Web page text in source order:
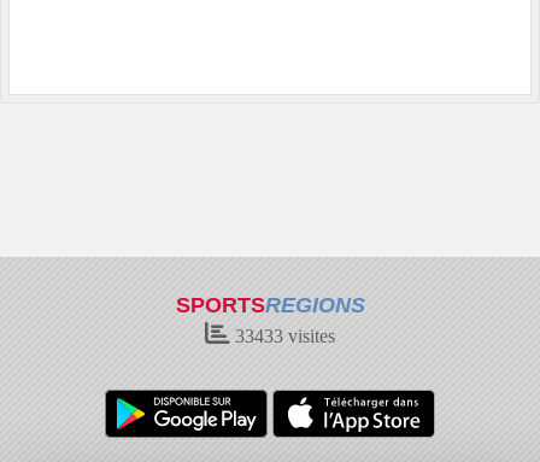
SPORTSREGIONS
33433 visites